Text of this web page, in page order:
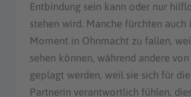
Entbindung sein kann oder nur
stehen wird. Manche fürchten auch
Moment in Ohnmacht zu fallen,
sehen können, während andere von
geplagt werden, weil sie sich für
Partnerin verantwortlich fühlen,